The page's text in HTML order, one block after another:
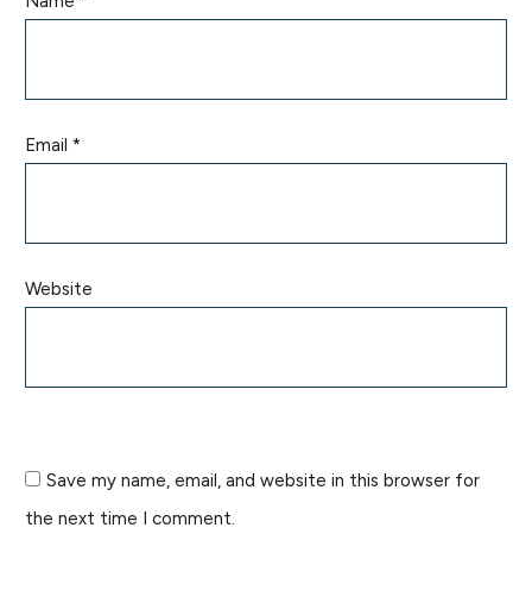
Email *
Website
Save my name, email, and website in this browser for
the next time I comment.